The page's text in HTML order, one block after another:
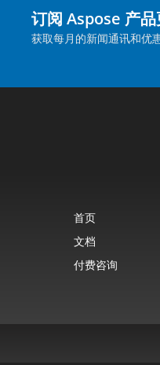
订阅 Aspose 产
获取每月的新闻通讯和优
首页
文档
付费咨询